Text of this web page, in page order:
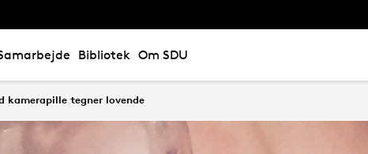
Bibliotek Om SDU
kamerapille tegner lovende